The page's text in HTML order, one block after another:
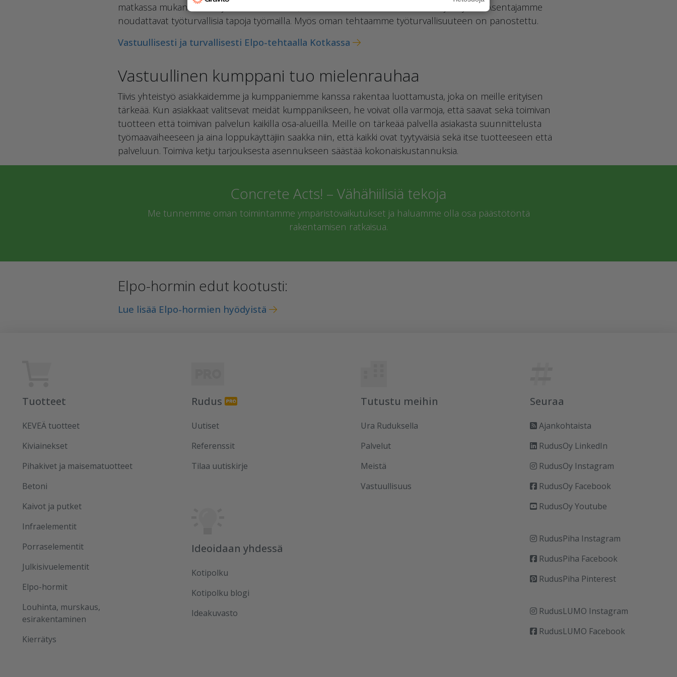
matkassa mukana koko ajan varmistamassa, että tuote on turvallinen asentaa ja käyttää. Asentajamme
noudattavat työturvallisia tapoja työmailla. Myös oman tehtaamme työturvallisuuteen on panostettu.
Vastuullisesti ja turvallisesti Elpo-tehtaalla Kotkassa
Vastuullinen kumppani tuo mielenrauhaa
Tiivis yhteistyö asiakkaidemme ja kumppaniemme kanssa rakentaa luottamusta, joka on meille erityisen
tärkeää. Kun asiakkaat valitsevat meidät kumppanikseen, he voivat olla varmoja, että saavat sekä toimivan
tuotteen että toimivan palvelun kaikilla osa-alueilla. Meille on tärkeää palvella asiakasta suunnittelusta
työmaavaiheeseen ja aina loppukäyttäjiin saakka niin, että kaikki ovat tyytyväisiä sekä itse tuotteeseen että
palveluun. Toimiva ketju tarjouksesta asennukseen säästää kokonaiskustannuksia.
Concrete Acts! – Vähähiilisiä tekoja
Me tunnemme oman toimintamme ympäristövaikutukset ja haluamme olla osa päästötöntä
rakentamisen ratkaisua.
Elpo-hormin edut kootusti:
Lue lisää Elpo-hormien hyödyistä
Tuotteet
KEVEÄ tuotteet
Kiviainekset
Pihakivet ja maisematuotteet
Betoni
Kaivot ja putket
Infraelementit
Porraselementit
Julkisivuelementit
Elpo-hormit
Louhinta, murskaus,
esirakentaminen
Kierrätys
Rudus
Uutiset
Referenssit
Tilaa uutiskirje
Ideoidaan yhdessä
Kotipolku
Kotipolku blogi
Ideakuvasto
Tutustu meihin
Ura Ruduksella
Palvelut
Meistä
Vastuullisuus
Seuraa
Ajankohtaista
RudusOy LinkedIn
RudusOy Instagram
RudusOy Facebook
RudusOy Youtube
RudusPiha Instagram
RudusPiha Facebook
RudusPiha Pinterest
RudusLUMO Instagram
RudusLUMO Facebook